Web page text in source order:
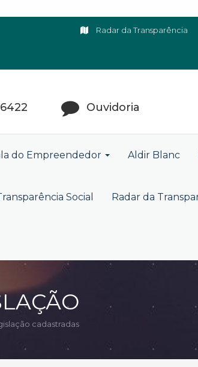
Radar da Transparência
Ouvidoria
do Empreendedor Aldir Blanc
Social Radar da
cadastradas